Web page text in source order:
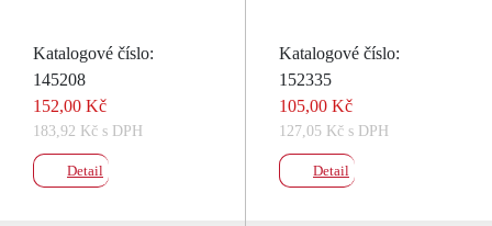
Katalogové číslo:
145208
152,00 Kč
183,92 Kč s DPH
Detail
Katalogové číslo:
152335
105,00 Kč
127,05 Kč s DPH
Detail